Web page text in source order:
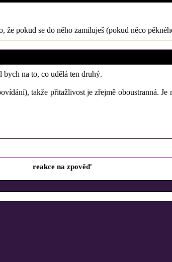
že pokud se do něho zamiluješ (pokud něco
bych na to, co udělá ten druhý.
takže přitažlivost je zřejmě oboustranná.
reakce na zpověď